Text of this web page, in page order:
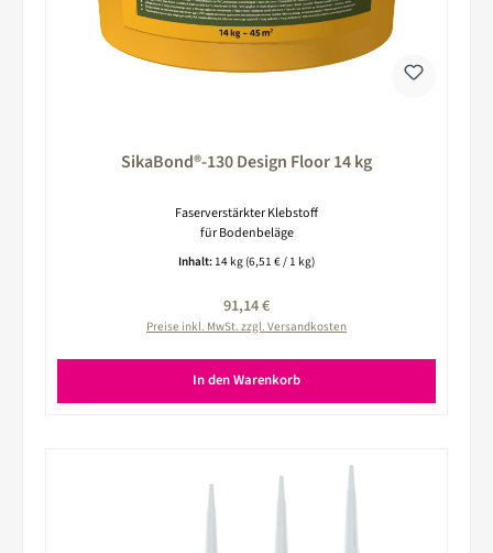
SikaBond®-130 Design Floor 14 kg
Faserverstärkter Klebstoff
für Bodenbeläge
Inhalt: 14 kg (6,51 € / 1 kg)
Regulärer Preis:
91,14 €
Preise inkl. MwSt. zzgl. Versandkosten
In den Warenkorb